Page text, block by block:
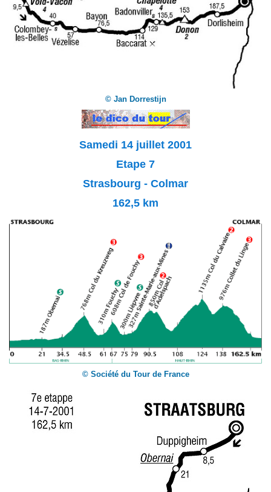
© Jan Dorrestijn
Samedi 14 juillet 2001
Etape 7
Strasbourg - Colmar
162,5 km
© Société du Tour de France